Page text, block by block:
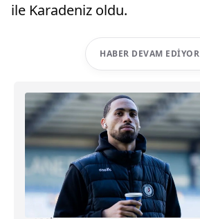
ile Karadeniz oldu.
HABER DEVAM EDIYOR